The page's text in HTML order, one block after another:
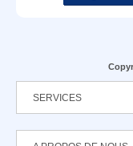
SERVICES